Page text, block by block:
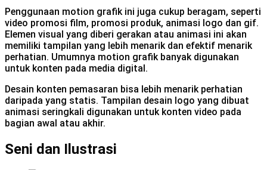
Penggunaan motion grafik ini juga cukup beragam, seperti
video promosi film, promosi produk, animasi logo dan gif.
Elemen visual yang diberi gerakan atau animasi ini akan
memiliki tampilan yang lebih menarik dan efektif menarik
perhatian. Umumnya motion grafik banyak digunakan
untuk konten pada media digital.
Desain konten pemasaran bisa lebih menarik perhatian
daripada yang statis. Tampilan desain logo yang dibuat
animasi seringkali digunakan untuk konten video pada
bagian awal atau akhir.
Seni dan Ilustrasi